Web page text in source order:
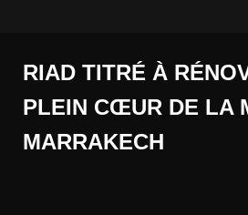
RIAD TITRÉ À
PLEIN CŒUR DE LA
MARRAKECH